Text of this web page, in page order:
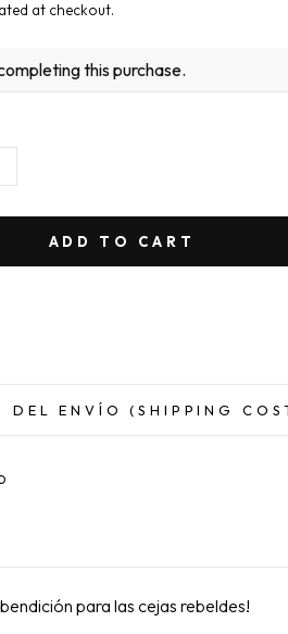
at checkout.
this purchase.
ADD TO CART
DEL ENVÍO (SHIPPING
para las cejas rebeldes!